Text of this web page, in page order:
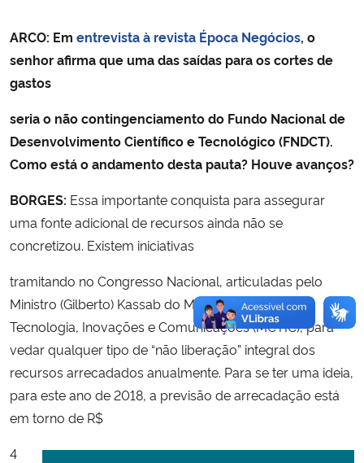
ARCO: Em entrevista à revista Época Negócios, o
senhor afirma que uma das saídas para os cortes de
gastos
seria o não contingenciamento do Fundo Nacional de
Desenvolvimento Científico e Tecnológico (FNDCT).
Como está o andamento desta pauta? Houve avanços?
BORGES: Essa importante conquista para assegurar
uma fonte adicional de recursos ainda não se
concretizou. Existem iniciativas
tramitando no Congresso Nacional, articuladas pelo
Ministro (Gilberto) Kassab do Ministério da Ciência,
Tecnologia, Inovações e Comunicações (MCTIC), para
vedar qualquer tipo de “não liberação” integral dos
recursos arrecadados anualmente. Para se ter uma ideia,
para este ano de 2018, a previsão de arrecadação está
em torno de R$
4